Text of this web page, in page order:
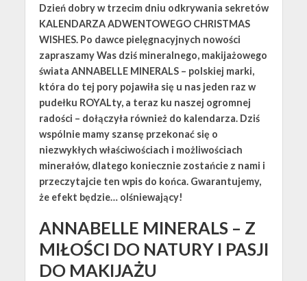
Dzień dobry w trzecim dniu odkrywania sekretów
KALENDARZA ADWENTOWEGO CHRISTMAS
WISHES. Po dawce pielęgnacyjnych nowości
zapraszamy Was dziś mineralnego, makijażowego
świata ANNABELLE MINERALS – polskiej marki,
która do tej pory pojawiła się u nas jeden raz w
pudełku ROYALty, a teraz ku naszej ogromnej
radości – dołączyła również do kalendarza. Dziś
wspólnie mamy szansę przekonać się o
niezwykłych właściwościach i możliwościach
minerałów, dlatego koniecznie zostańcie z nami i
przeczytajcie ten wpis do końca. Gwarantujemy,
że efekt będzie… olśniewający!
ANNABELLE MINERALS – Z
MIŁOŚCI DO NATURY I PASJI
DO MAKIJAŻU